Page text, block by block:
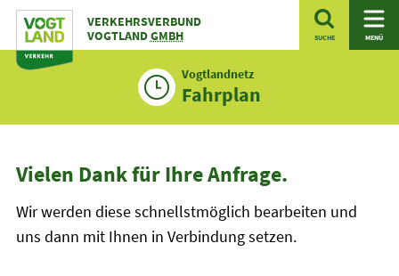
Zum
Inhalt
VERKEHRSVERBUND
VOGTLANDGMBH SUCHE MENÜ
Vogtlandnetz
Fahrplan
Vielen Dank für Ihre Anfrage.
Wir werden diese schnellstmöglich bearbeiten und
uns dann mit Ihnen in Verbindung setzen.